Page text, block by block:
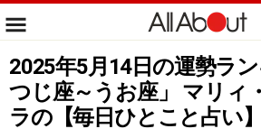
2025年5月14日の運勢ラ
つじ座～うお座」 マリィ
ラの【毎日ひとこと占い】